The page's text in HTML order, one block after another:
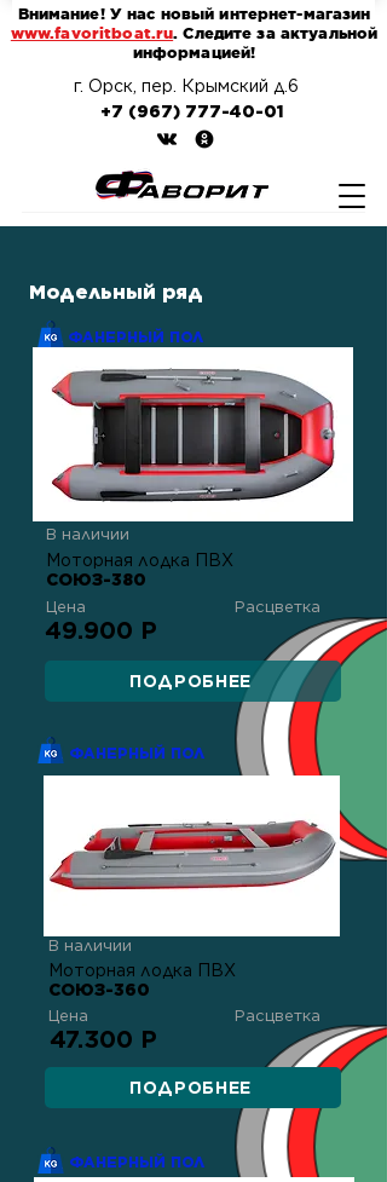
г. Орск, пер. Крымский д.6
+7 (967) 777-40-01
Внимание! У нас новый интернет-магазин
www.favoritboat.ru. Следите за актуальной
информацией!
Модельный ряд
ФАНЕРНЫЙ ПОЛ
В наличии
Моторная лодка ПВХ
СОЮЗ-380
Цена Расцветка
49.900 Р
ПОДРОБНЕЕ
ФАНЕРНЫЙ ПОЛ
В наличии
Моторная лодка ПВХ
СОЮЗ-360
Цена Расцветка
47.300 Р
ПОДРОБНЕЕ
ФАНЕРНЫЙ ПОЛ